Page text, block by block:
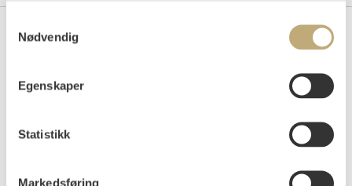
Nødvendig
Egenskaper
Statistikk
Markedsføring
Kontakt oss
Grev Wedels Plass Auksjoner AS
Bankplassen 1A
Telefon: 22 86 21 86